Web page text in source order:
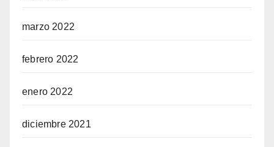
marzo 2022
febrero 2022
enero 2022
diciembre 2021